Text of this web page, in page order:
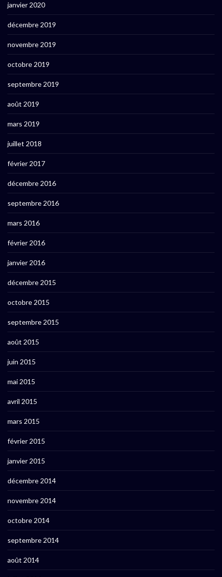
janvier 2020
décembre 2019
novembre 2019
octobre 2019
septembre 2019
août 2019
mars 2019
juillet 2018
février 2017
décembre 2016
septembre 2016
mars 2016
février 2016
janvier 2016
décembre 2015
octobre 2015
septembre 2015
août 2015
juin 2015
mai 2015
avril 2015
mars 2015
février 2015
janvier 2015
décembre 2014
novembre 2014
octobre 2014
septembre 2014
août 2014